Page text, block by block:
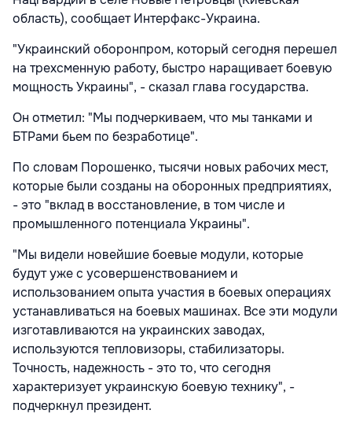
область), сообщает Интерфакс-Украина.
"Украинский оборонпром, который сегодня перешел
на трехсменную работу, быстро наращивает боевую
мощность Украины", - сказал глава государства.
Он отметил: "Мы подчеркиваем, что мы танками и
БТРами бьем по безработице".
По словам Порошенко, тысячи новых рабочих мест,
которые были созданы на оборонных предприятиях,
- это "вклад в восстановление, в том числе и
промышленного потенциала Украины".
"Мы видели новейшие боевые модули, которые
будут уже с усовершенствованием и
использованием опыта участия в боевых операциях
устанавливаться на боевых машинах. Все эти модули
изготавливаются на украинских заводах,
используются тепловизоры, стабилизаторы.
Точность, надежность - это то, что сегодня
характеризует украинскую боевую технику", -
подчеркнул президент.